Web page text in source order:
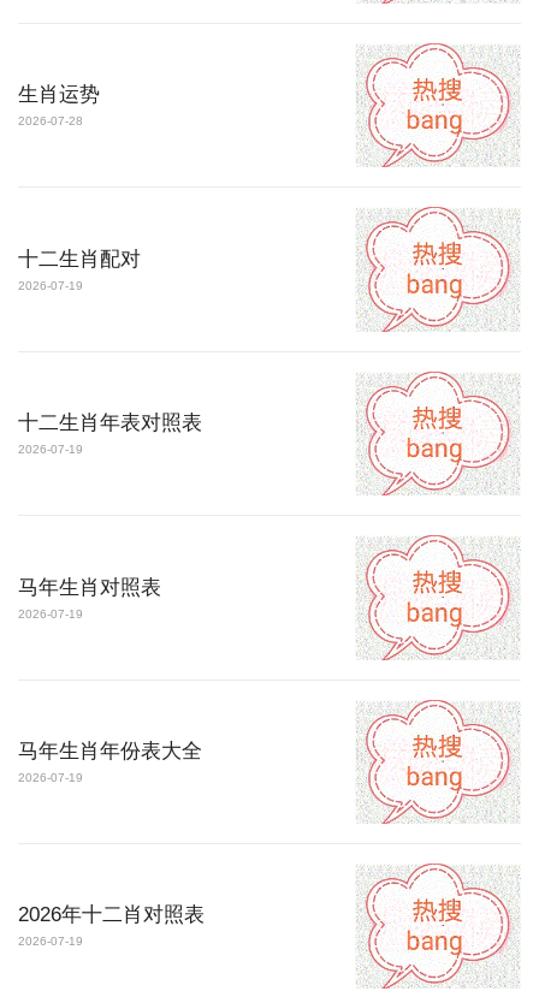
生肖运势
2026-07-28
十二生肖配对
2026-07-19
十二生肖年表对照表
2026-07-19
马年生肖对照表
2026-07-19
马年生肖年份表大全
2026-07-19
2026年十二肖对照表
2026-07-19